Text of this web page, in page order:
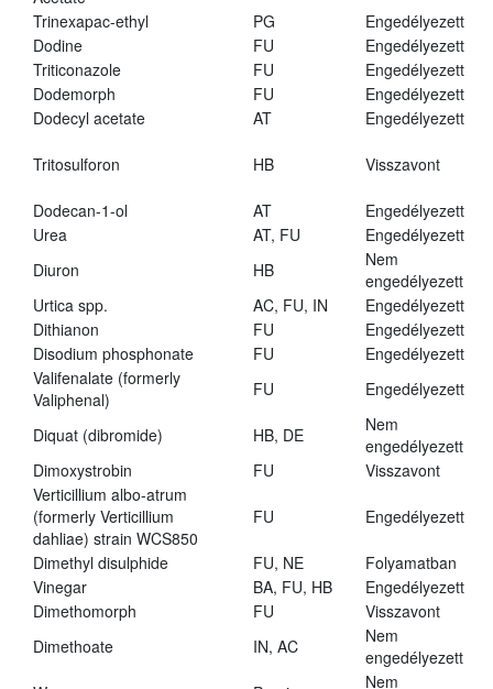
Trinexapac-ethyl
PG
Engedélyezett
Dodine
FU
Engedélyezett
Triticonazole
FU
Engedélyezett
Dodemorph
FU
Engedélyezett
Dodecyl acetate
AT Engedélyezett
Tritosulforon HB Visszavont
Dodecan-1-ol AT
Engedélyezett
Urea
AT, FU
Engedélyezett
Diuron
HB
Nem
engedélyezett
Urtica spp.
AC, FU, IN
Engedélyezett
Dithianon
FU
Engedélyezett
Disodium phosphonate
FU
Engedélyezett
Valifenalate (formerly
Valiphenal)
FU Engedélyezett
Diquat (dibromide) HB, DE
Nem
engedélyezett
Dimoxystrobin
FU
Visszavont
Verticillium albo-atrum
(formerly Verticillium
dahliae) strain WCS850
FU Engedélyezett
Dimethyl disulphide FU, NE
Folyamatban
Vinegar
BA, FU, HB
Engedélyezett
Dimethomorph
FU
Visszavont
Dimethoate
IN, AC
Nem
engedélyezett
Nem